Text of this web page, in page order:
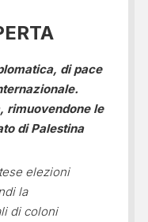
di pace
rimuovendone le
di Palestina
elezioni
la
di coloni